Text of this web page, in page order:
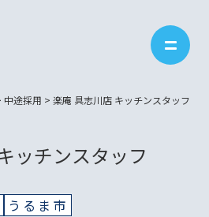
中途採用 > 楽庵 具志川店 キッチンスタッフ
ッチンスタッフ
うるま市